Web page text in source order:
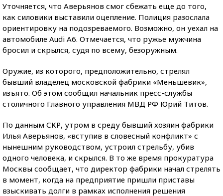
Уточняется, что Аверьянов смог сбежать еще до того,
как силовики выставили оцепление. Полиция разослала
ориентировку на подозреваемого. Возможно, он уехал на
автомобиле Audi A6. Отмечается, что ружье мужчина
бросил и скрылся, судя по всему, безоружным.
Оружие, из которого, предположительно, стрелял
бывший владелец московской фабрики «Меньшевик»,
изъято. Об этом сообщил начальник пресс-службы
столичного Главного управления МВД РФ Юрий Титов.
По данным СКР, утром в среду бывший хозяин фабрики
Илья Аверьянов, «вступив в словесный конфликт» с
нынешним руководством, устроил стрельбу, убив
одного человека, и скрылся. В то же время прокуратура
Москвы сообщает, что директор фабрики начал стрелять
в момент, когда на предприятие пришли приставы
взыскивать долги в рамках исполнения решения